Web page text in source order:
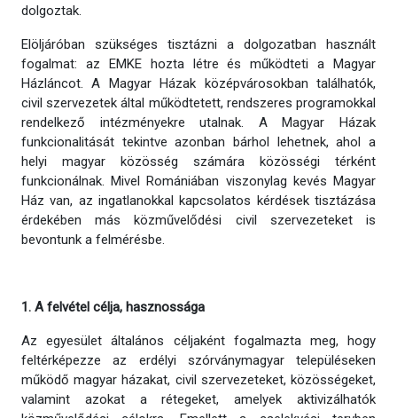
dolgoztak.
Elöljáróban szükséges tisztázni a dolgozatban használt
fogalmat: az EMKE hozta létre és működteti a Magyar
Házláncot. A Magyar Házak középvárosokban találhatók,
civil szervezetek által működtetett, rendszeres programokkal
rendelkező intézményekre utalnak. A Magyar Házak
funkcionalitását tekintve azonban bárhol lehetnek, ahol a
helyi magyar közösség számára közösségi térként
funkcionálnak. Mivel Romániában viszonylag kevés Magyar
Ház van, az ingatlanokkal kapcsolatos kérdések tisztázása
érdekében más közművelődési civil szervezeteket is
bevontunk a felmérésbe.
1. A felvétel célja, hasznossága
Az egyesület általános céljaként fogalmazta meg, hogy
feltérképezze az erdélyi szórványmagyar településeken
működő magyar házakat, civil szervezeteket, közösségeket,
valamint azokat a rétegeket, amelyek aktivizálhatók